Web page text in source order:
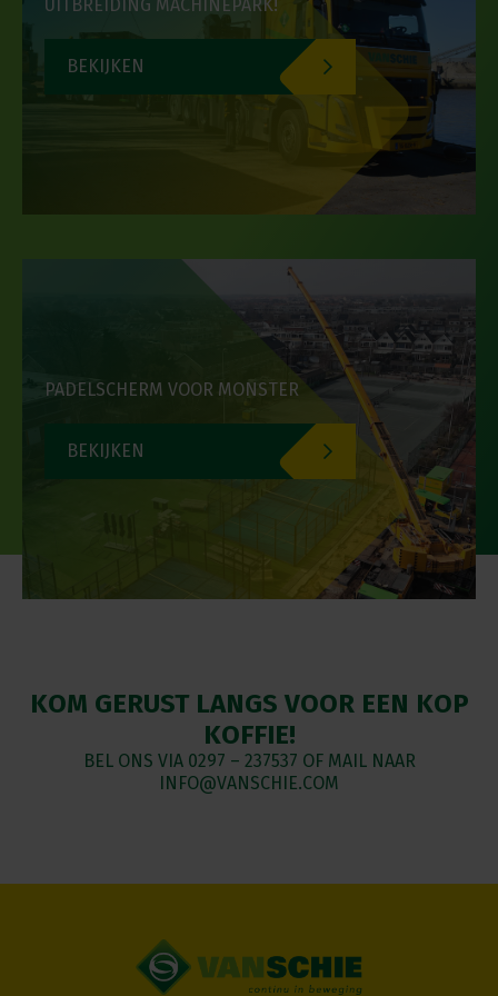
UITBREIDING MACHINEPARK!
BEKIJKEN
PADELSCHERM VOOR MONSTER
BEKIJKEN
KOM GERUST LANGS VOOR EEN KOP
KOFFIE!
BEL ONS VIA 0297 – 237537 OF MAIL NAAR
INFO@VANSCHIE.COM